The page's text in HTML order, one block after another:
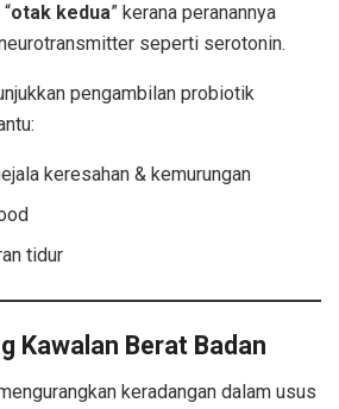
otak kedua” kerana peranannya
seperti serotonin.
pengambilan probiotik
keresahan & kemurungan
tidur
Kawalan Berat Badan
keradangan dalam usus